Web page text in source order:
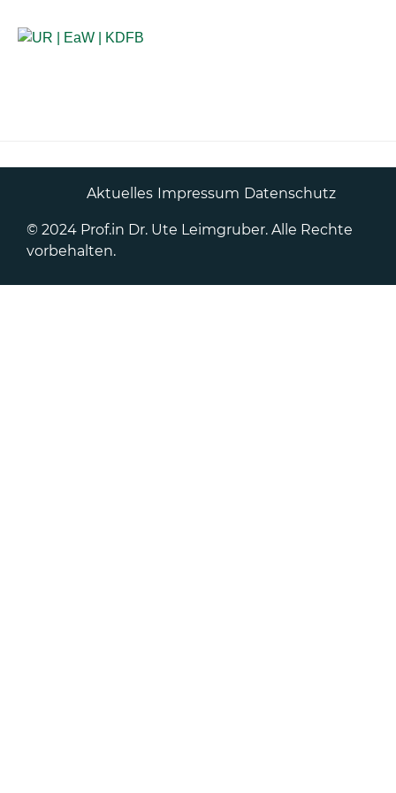
Aktuelles Impressum Datenschutz
© 2024 Prof.in Dr. Ute Leimgruber. Alle Rechte
vorbehalten.